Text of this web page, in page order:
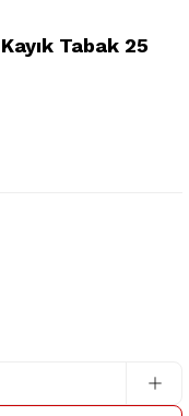
Tabak 25